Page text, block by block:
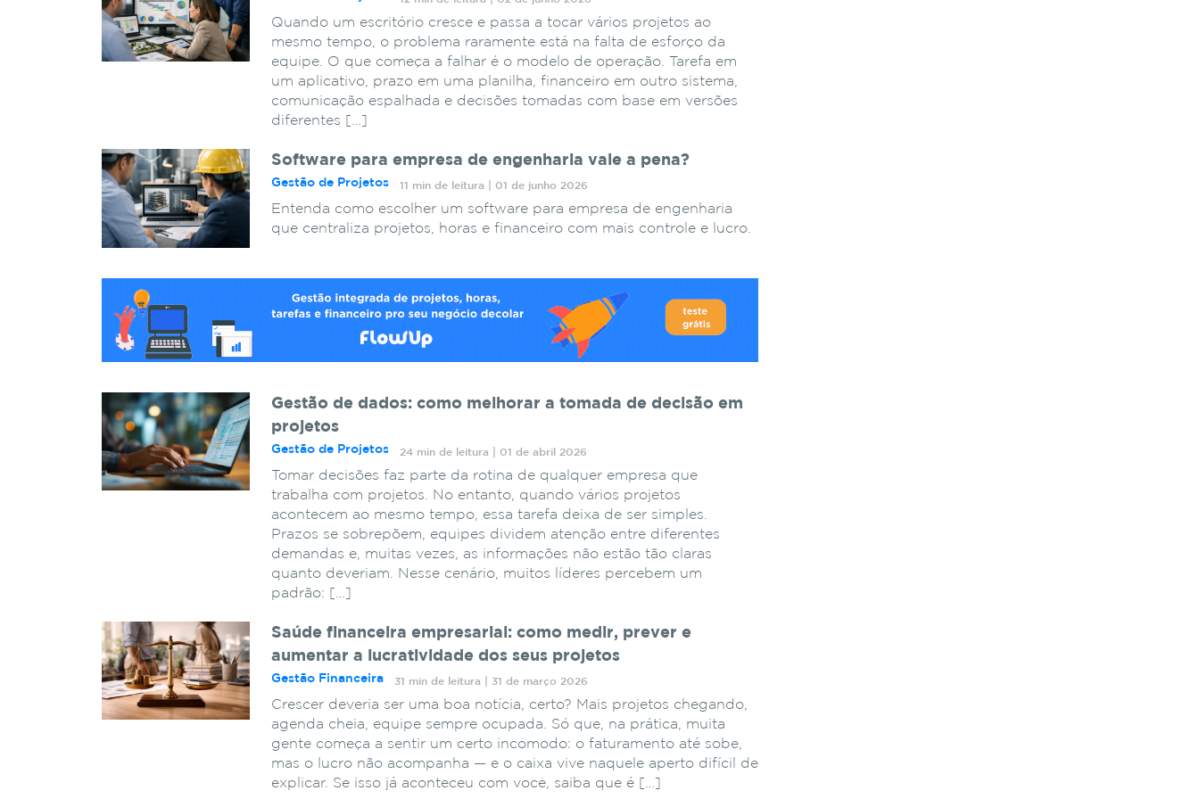
Quando um escritório cresce e passa a tocar vários projetos ao
mesmo tempo, o problema raramente está na falta de esforço da
equipe. O que começa a falhar é o modelo de operação. Tarefa em
um aplicativo, prazo em uma planilha, financeiro em outro sistema,
comunicação espalhada e decisões tomadas com base em versões
diferentes […]
Software para empresa de engenharia vale a pena?
Gestão de Projetos 11 min de leitura | 01 de junho 2026
Entenda como escolher um software para empresa de engenharia
que centraliza projetos, horas e financeiro com mais controle e lucro.
Gestão de dados: como melhorar a tomada de decisão em
projetos
Gestão de Projetos 24 min de leitura | 01 de abril 2026
Tomar decisões faz parte da rotina de qualquer empresa que
trabalha com projetos. No entanto, quando vários projetos
acontecem ao mesmo tempo, essa tarefa deixa de ser simples.
Prazos se sobrepõem, equipes dividem atenção entre diferentes
demandas e, muitas vezes, as informações não estão tão claras
quanto deveriam. Nesse cenário, muitos líderes percebem um
padrão: […]
Saúde financeira empresarial: como medir, prever e
aumentar a lucratividade dos seus projetos
Gestão Financeira 31 min de leitura | 31 de março 2026
Crescer deveria ser uma boa notícia, certo? Mais projetos chegando,
agenda cheia, equipe sempre ocupada. Só que, na prática, muita
gente começa a sentir um certo incômodo: o faturamento até sobe,
mas o lucro não acompanha — e o caixa vive naquele aperto difícil de
explicar. Se isso já aconteceu com você, saiba que é […]